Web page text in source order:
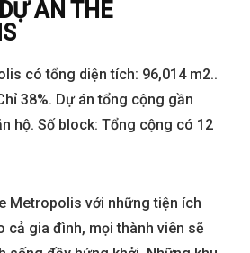
ÁN THE
có tổng diện tích: 96,014 m2..
38%. Dự án tổng cộng gần
hộ. Số block: Tổng cộng có 12
Metropolis với những tiện ích
cả gia đình, mọi thành viên sẽ